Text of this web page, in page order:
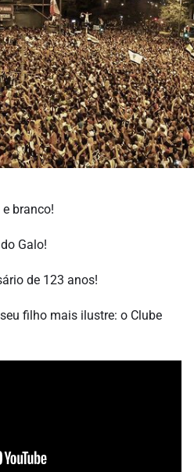
branco!
Galo!
de 123 anos!
filho mais ilustre: o Clube